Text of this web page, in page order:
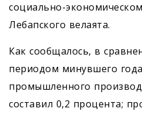
социально-
Лебапского велаята.
Как сообщалось, в
периодом минувшего
промышленного
составил 0,2 процента;